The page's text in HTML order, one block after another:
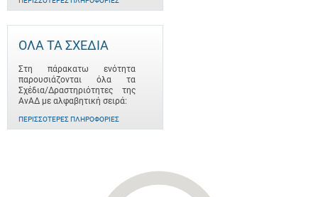
ΟΛΑ ΤΑ ΣΧΕΔΙΑ
Στη πάρακατω ενότητα
παρουσιάζονται όλα τα
Σχέδια/Δραστηριότητες της
ΑνΑΔ με αλφαβητική σειρά:
ΠΕΡΙΣΣΌΤΕΡΕΣ ΠΛΗΡΟΦΟΡΊΕΣ